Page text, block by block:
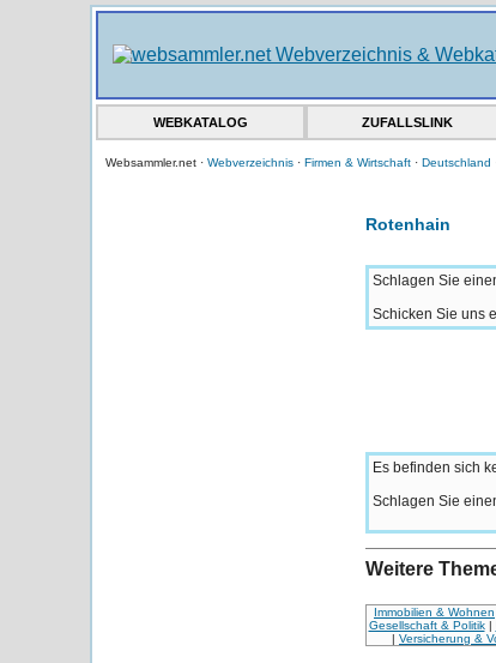
WEBKATALOG ZUFALLSLINK
Websammler.net · Webverzeichnis· Firmen & Wirtschaft· Deutschland
Rotenhain
Schlagen Sie
Schicken Sie uns
Es befinden sich
Schlagen Sie
Weitere
Immobilien & Wohnen
Gesellschaft & Politik|
| Versicherung &